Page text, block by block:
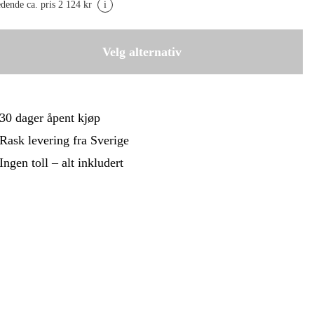
Kampanjer
2 799 kr
ca. pris 2 124 kr i
Velg alternativ
30 dager åpent kjøp
Rask levering fra Sverige
Ingen toll – alt inkludert